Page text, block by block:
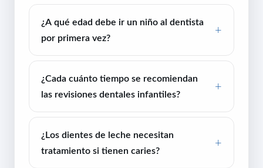
¿A qué edad debe ir un niño al dentista
por primera vez?
¿Cada cuánto tiempo se recomiendan
las revisiones dentales infantiles?
¿Los dientes de leche necesitan
tratamiento si tienen caries?